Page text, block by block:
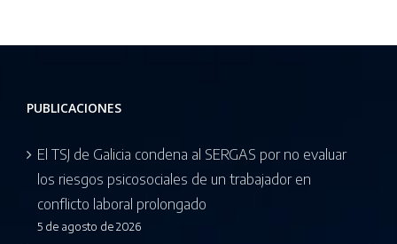
PUBLICACIONES
El TSJ de Galicia condena al SERGAS por no evaluar
los riesgos psicosociales de un trabajador en
conflicto laboral prolongado
5 de agosto de 2026